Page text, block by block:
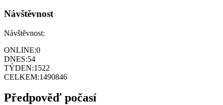
Návštěvnost
Návštěvnost:
ONLINE:0
DNES:54
TÝDEN:1522
CELKEM:1490846
Předpověď počasí